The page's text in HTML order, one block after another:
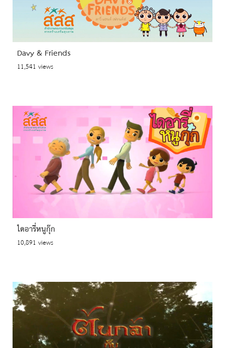
Davy & Friends
11,541 views
ไดอารี่หนูกุ๊ก
10,891 views